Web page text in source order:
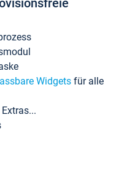
Widgets für alle